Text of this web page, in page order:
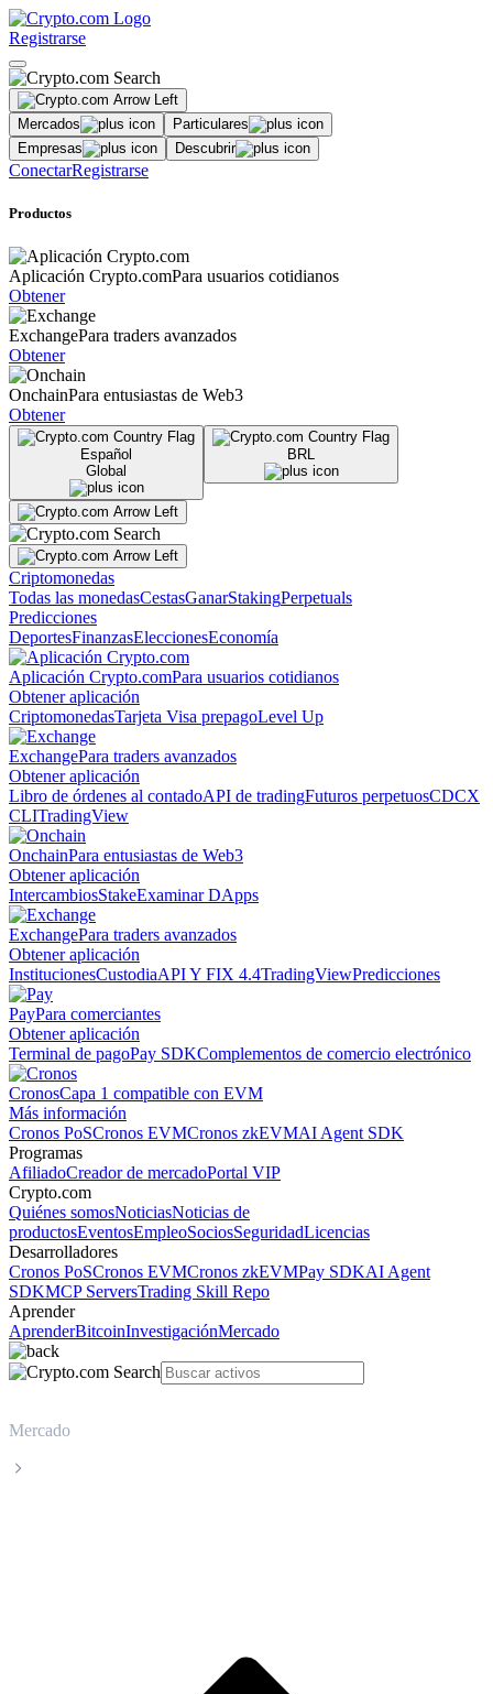
Registrarse
Mercados
Particulares
Empresas
Descubrir
ConectarRegistrarse
Productos
Aplicación Crypto.comPara usuarios cotidianos
Obtener
ExchangePara traders avanzados
Obtener
OnchainPara entusiastas de Web3
Obtener
Español
Global
BRL
Criptomonedas
Todas las monedasCestasGanarStakingPerpetuals
Predicciones
DeportesFinanzasEleccionesEconomía
Aplicación Crypto.comPara usuarios cotidianos
Obtener aplicación
CriptomonedasTarjeta Visa prepagoLevel Up
ExchangePara traders avanzados
Obtener aplicación
Libro de órdenes al contadoAPI de tradingFuturos perpetuosCDCX
CLITradingView
OnchainPara entusiastas de Web3
Obtener aplicación
IntercambiosStakeExaminar DApps
ExchangePara traders avanzados
Obtener aplicación
InstitucionesCustodiaAPI Y FIX 4.4TradingViewPredicciones
PayPara comerciantes
Obtener aplicación
Terminal de pagoPay SDKComplementos de comercio electrónico
CronosCapa 1 compatible con EVM
Más información
Cronos PoSCronos EVMCronos zkEVMAI Agent SDK
Programas
AfiliadoCreador de mercadoPortal VIP
Crypto.com
Quiénes somosNoticiasNoticias de
productosEventosEmpleoSociosSeguridadLicencias
Desarrolladores
Cronos PoSCronos EVMCronos zkEVMPay SDKAI Agent
SDKMCP ServersTrading Skill Repo
Aprender
AprenderBitcoinInvestigaciónMercado
Mercado